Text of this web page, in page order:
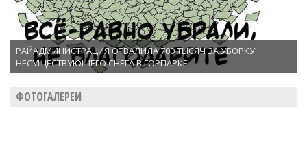
РАЙАДМИНИСТРАЦИЯ ОТВАЛИЛА 700 ТЫСЯЧ ЗА УБОРКУ
НЕСУЩЕСТВУЮЩЕГО СНЕГА В ГОРПАРКЕ
ФОТОГАЛЕРЕИ